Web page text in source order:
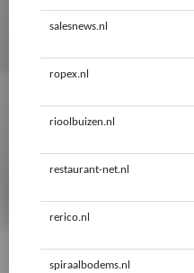
salesnews.nl
ropex.nl
rioolbuizen.nl
restaurant-net.nl
rerico.nl
spiraalbodems.nl